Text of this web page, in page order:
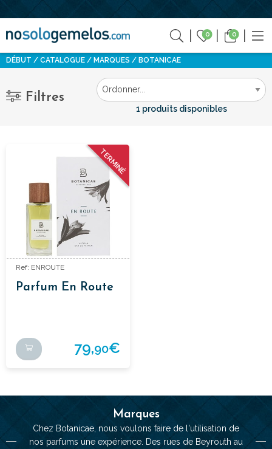
0 0
Marques
Chez Botanicae, nous voulons faire de l'utilisation de
nos parfums une expérience. Des rues de Beyrouth au
DÉBUT CATALOGUE MARQUES BOTANICAE
Filtres
1 produits disponibles
TERMINÉ
Ref: ENROUTE
Parfum En Route
79,90€